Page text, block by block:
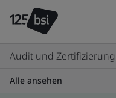
Audit und Zertifizierung
Alle ansehen